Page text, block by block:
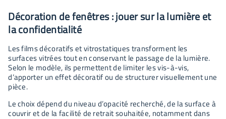
Décoration de fenêtres : jouer sur la lumière et
la confidentialité
Les films décoratifs et vitrostatiques transforment les
surfaces vitrées tout en conservant le passage de la lumière.
Selon le modèle, ils permettent de limiter les vis-à-vis,
d’apporter un effet décoratif ou de structurer visuellement une
pièce.
Le choix dépend du niveau d’opacité recherché, de la surface à
couvrir et de la facilité de retrait souhaitée, notamment dans